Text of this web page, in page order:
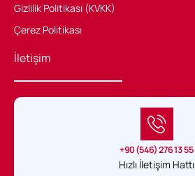
Gizlilik Politikası (KVKK)
Çerez Politikası
İletişim
+90 (546) 276 13 55
Hızlı İletişim Hattı